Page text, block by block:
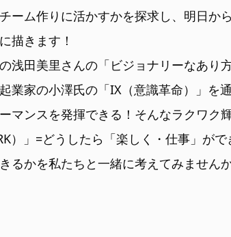
ーム作りに活かすかを探求し、明日か
描きます！
浅田美里さんの「ビジョナリーなあり
業家の小澤氏の「IX（意識革命）」を
マンスを発揮できる！そんなラクワク
）」=どうしたら「楽しく・仕事」が
るかを私たちと一緒に考えてみません